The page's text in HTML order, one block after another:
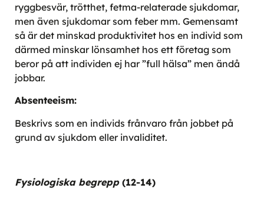
ryggbesvär, trötthet, fetma-relaterade sjukdomar,
men även sjukdomar som feber mm. Gemensamt
så är det minskad produktivitet hos en individ som
därmed minskar lönsamhet hos ett företag som
beror på att individen ej har ”full hälsa” men ändå
jobbar.
Absenteeism:
Beskrivs som en individs frånvaro från jobbet på
grund av sjukdom eller invaliditet.
Fysiologiska begrepp (12-14)